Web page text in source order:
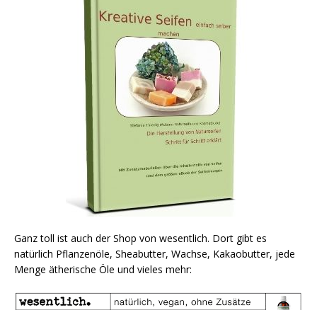
Ganz toll ist auch der Shop von wesentlich. Dort gibt es
natürlich Pflanzenöle, Sheabutter, Wachse, Kakaobutter, jede
Menge ätherische Öle und vieles mehr: